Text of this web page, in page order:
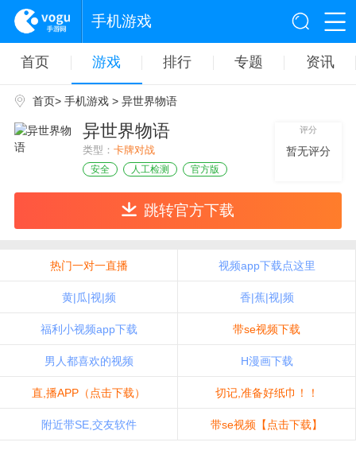
手机游戏
首页 游戏 排行 专题 资讯
首页> 手机游戏> 异世界物语
异世界物语
类型： 卡牌对战
安全 人工检测 官方版
评分
暂无评分
跳转官方下载
热门一对一直播 视频app下载点这里
黄|瓜|视|频 香|蕉|视|频
福利小视频app下载 带se视频下载
男人都喜欢的视频 H漫画下载
直,播APP（点击下载） 切记,准备好纸巾！！
附近带SE,交友软件 带se视频【点击下载】